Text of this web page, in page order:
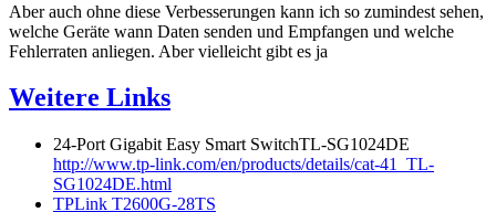
Aber auch ohne diese Verbesserungen kann ich so zumindest sehen,
welche Geräte wann Daten senden und Empfangen und welche
Fehlerraten anliegen. Aber vielleicht gibt es ja
Weitere Links
24-Port Gigabit Easy Smart SwitchTL-SG1024DE
http://www.tp-link.com/en/products/details/cat-41_TL-
SG1024DE.html
TPLink T2600G-28TS